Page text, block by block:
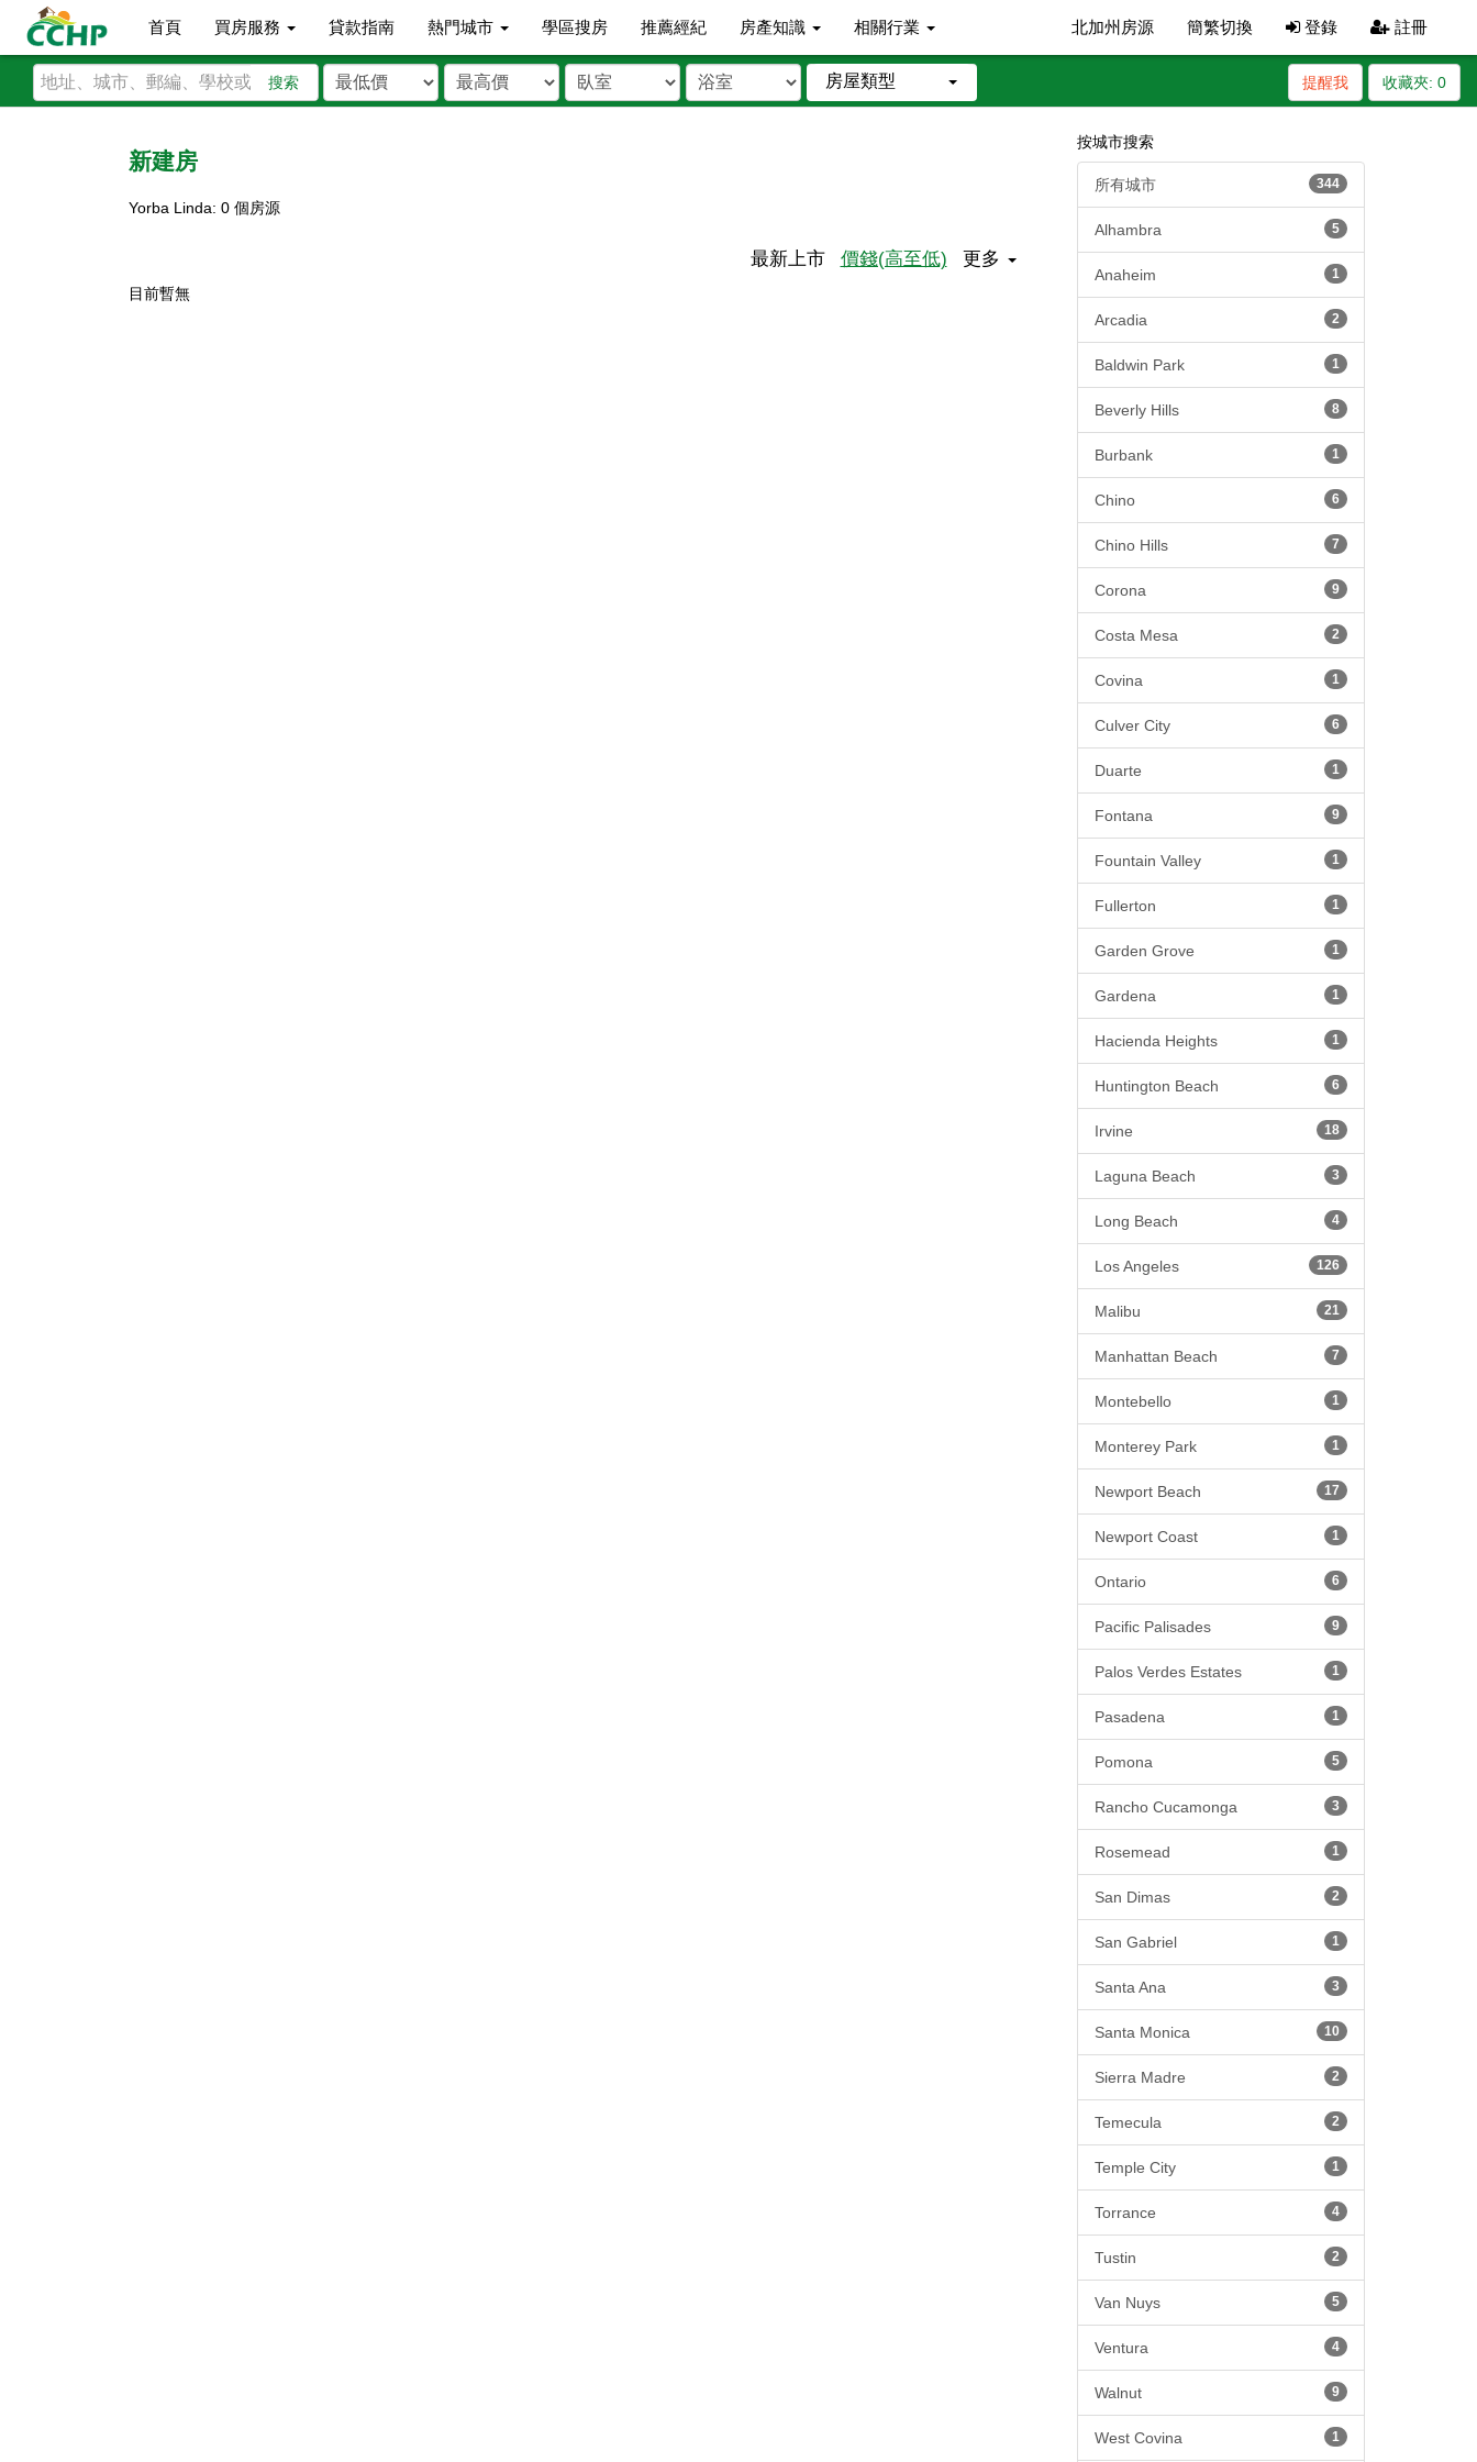
首頁 買房服務 貸款指南 熱門城市 學區搜房 推薦經紀 房產知識 相關行業 北加州房源 簡繁切換 登錄 註冊
搜索 房屋類型 收藏夾: 0
提醒我
新建房
Yorba Linda: 0 個房源
最新上市 價錢(高至低) 更多
目前暫無
按城市搜索
344
所有城市
5
Alhambra
1
Anaheim
2
Arcadia
1
Baldwin Park
8
Beverly Hills
1
Burbank
6
Chino
7
Chino Hills
9
Corona
2
Costa Mesa
1
Covina
6
Culver City
1
Duarte
9
Fontana
1
Fountain Valley
1
Fullerton
1
Garden Grove
1
Gardena
1
Hacienda Heights
6
Huntington Beach
18
Irvine
3
Laguna Beach
4
Long Beach
126
Los Angeles
21
Malibu
7
Manhattan Beach
1
Montebello
1
Monterey Park
17
Newport Beach
1
Newport Coast
6
Ontario
9
Pacific Palisades
1
Palos Verdes Estates
1
Pasadena
5
Pomona
3
Rancho Cucamonga
1
Rosemead
2
San Dimas
1
San Gabriel
3
Santa Ana
10
Santa Monica
2
Sierra Madre
2
Temecula
1
Temple City
4
Torrance
2
Tustin
5
Van Nuys
4
Ventura
9
Walnut
1
West Covina